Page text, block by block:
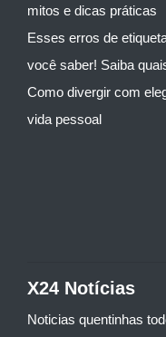
mitos e dicas práticas
Esses erros de
você saber! Saiba
Como divergir com
vida pessoal
X24 Notícias
Noticias quentinhas